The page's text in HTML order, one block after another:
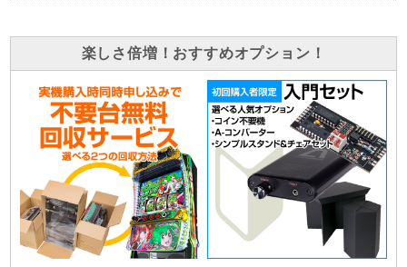
楽しさ倍増！おすすめオプション！